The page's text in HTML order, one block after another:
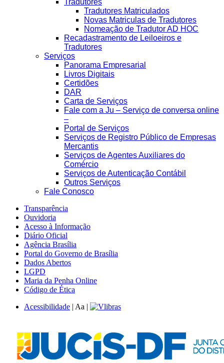
Tradutores
Tradutores Matriculados
Novas Matriculas de Tradutores
Nomeação de Tradutor AD HOC
Recadastramento de Leiloeiros e
Tradutores
Serviços
Panorama Empresarial
Livros Digitais
Certidões
DAR
Carta de Serviços
Fale com a Ju – Serviço de conversa online
–
Portal de Serviços
Serviços de Registro Público de Empresas
Mercantis
Serviços de Agentes Auxiliares do
Comércio
Serviços de Autenticação Contábil
Outros Serviços
Fale Conosco
Transparência
Ouvidoria
Acesso à Informação
Diário Oficial
Agência Brasília
Portal do Governo de Brasília
Dados Abertos
LGPD
Maria da Penha Online
Código de Ética
Acessibilidade | Aa |